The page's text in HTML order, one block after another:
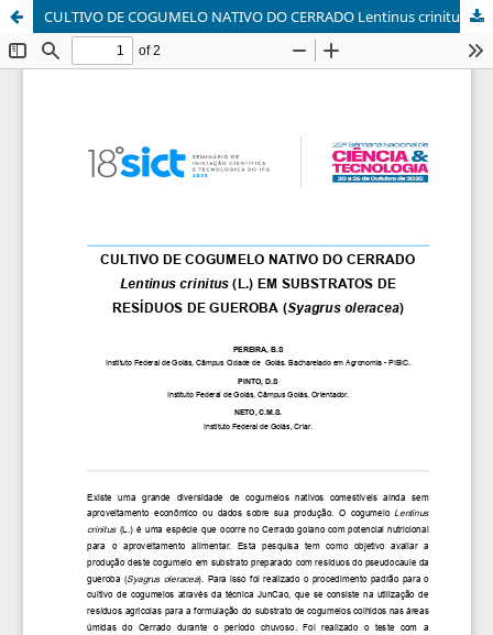
CULTIVO DE COGUMELO NATIVO DO CERRADO Lentinus crinitus (L.) EM SUBSTRATOS DE RESÍDUOS DE GUEROBA (Syagrus oleracea)